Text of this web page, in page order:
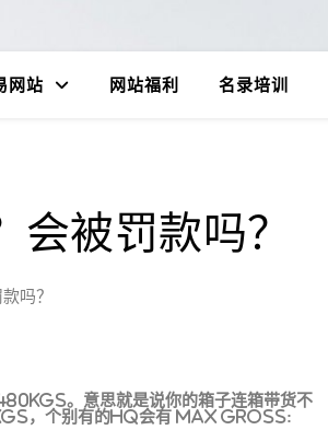
网站 网站福利 名录培训
被罚款吗？
吗？
。意思就是说你的箱子连箱带货不
，个别有的HQ会有 MAX GROSS: